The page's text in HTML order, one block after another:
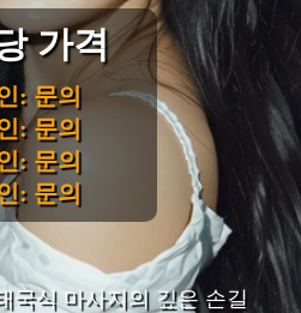
가격
: 문의
: 문의
: 문의
: 문의
국식 마사지의 깊은 손길